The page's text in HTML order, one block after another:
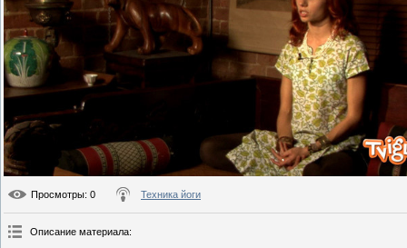
Просмотры: 0 Техника йоги
Описание материала: